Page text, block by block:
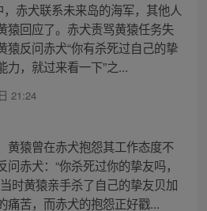
赤犬联系未来岛的海军，其他人
猿回应了。赤犬责骂黄猿任务失
猿反问赤犬“你有杀死过自己的挚
力，就过来看一下”之...
21:24
黄猿曾在赤犬抱怨其工作态度不
赤犬：“你杀死过你的挚友吗，
时黄猿亲手杀了自己的挚友贝加
痛苦，而赤犬的抱怨正好戳...